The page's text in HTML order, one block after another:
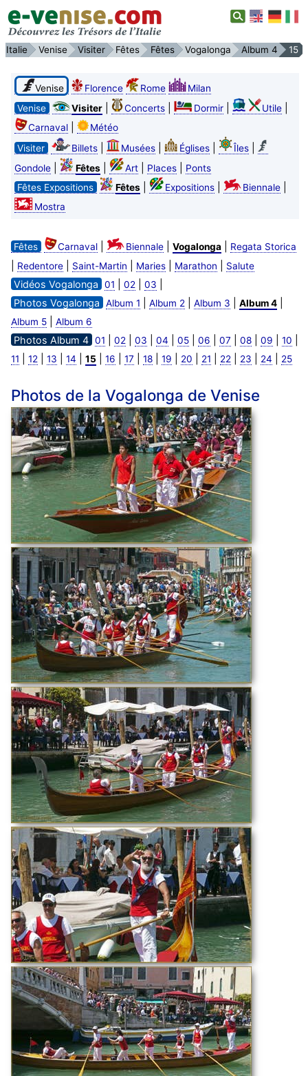
Italie Venise Visiter Fêtes Fêtes Vogalonga Album 4 15
Venise Florence Rome
Milan
Venise
Visiter| Concerts| Dormir| Utile|
Carnaval|
Météo
Visiter
Billets| Musées| Églises| Îles|
Gondole| Fêtes| Art| Places|
Ponts
Fêtes Expositions
Fêtes| Expositions| Biennale|
Mostra
Fêtes Carnaval| Biennale| Vogalonga| Regata Storica
Redentore| Saint-Martin Maries| Marathon Salute
Vidéos Vogalonga 01 02 03
Photos Vogalonga
Album 1 Album 2 Album 3 Album 4|
Album 5| Album 6
Photos Album 4 01 02 03 04 05| 06 07 08| 09 10
11 12 13 14 15 16 17 18| 19 20 21 22 23 24 25
Photos de la Vogalonga de Venise